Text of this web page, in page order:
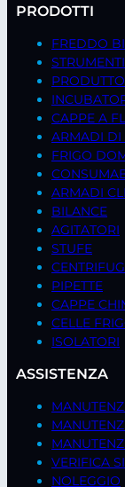
PRODOTTI
FREDDO
CAPPE A
ARMADI DI
FRIGO
ARMADI
BILANCE
AGITATORI
STUFE
PIPETTE
CAPPE
CELLE
ISOLATORI
ASSISTENZA
VERIFICA
NOLEGGIO